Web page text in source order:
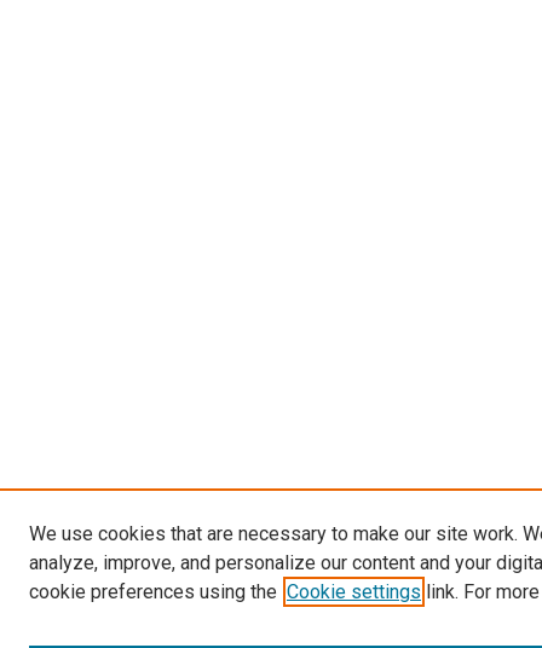
We use cookies that are necessary to make our site work.
analyze, improve, and personalize our content and your
cookie preferences using the Cookie settings link. For